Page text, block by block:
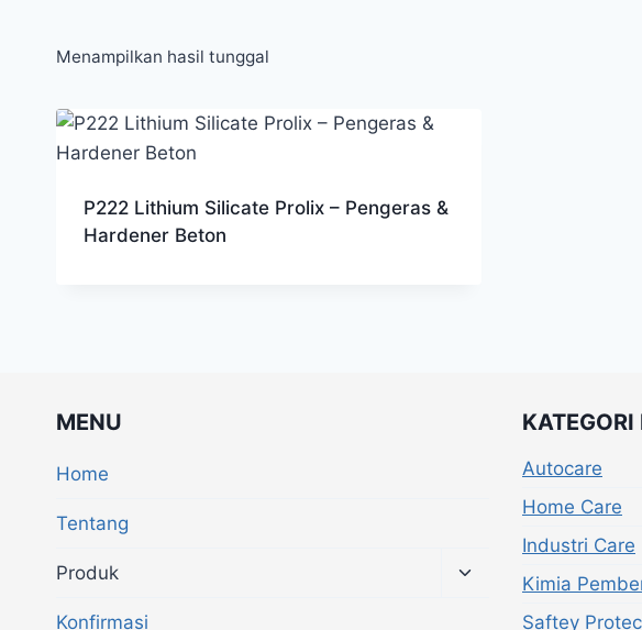
Menampilkan hasil tunggal
P222 Lithium Silicate Prolix – Pengeras &
Hardener Beton
MENU
Home
Tentang
Produk
Konfirmasi
Autocare
Home Care
Industri Care
Kimia
Saftey